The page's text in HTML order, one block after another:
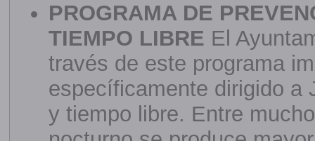
PROGRAMA DE
TIEMPO LIBRE El
través de este programa
específicamente dirigido a
y tiempo libre. Entre